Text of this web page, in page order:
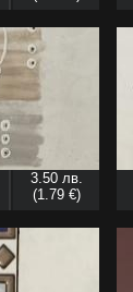
3.50 лв.
(1.79 €)